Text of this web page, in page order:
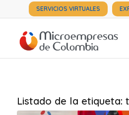
SERVICIOS VIRTUALES
Listado de la etiqueta: